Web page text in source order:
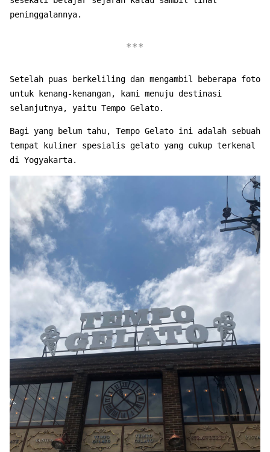
peninggalannya.
Setelah puas berkeliling dan mengambil beberapa foto
untuk kenang-kenangan, kami menuju destinasi
selanjutnya, yaitu Tempo Gelato.
Bagi yang belum tahu, Tempo Gelato ini adalah sebuah
tempat kuliner spesialis gelato yang cukup terkenal
di Yogyakarta.